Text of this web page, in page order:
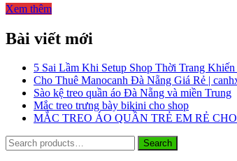
thì
Xem thêm
Bài viết mới
5 Sai Lầm Khi Setup Shop Thời Trang
Cho Thuê Manocanh Đà Nẵng Giá Rẻ |
Sào kệ treo quần áo Đà Nẵng và miền Trung
Mắc treo trưng bày bikini cho shop
MẮC TREO ÁO QUẦN TRẺ EM RẺ
Search
for:
Search